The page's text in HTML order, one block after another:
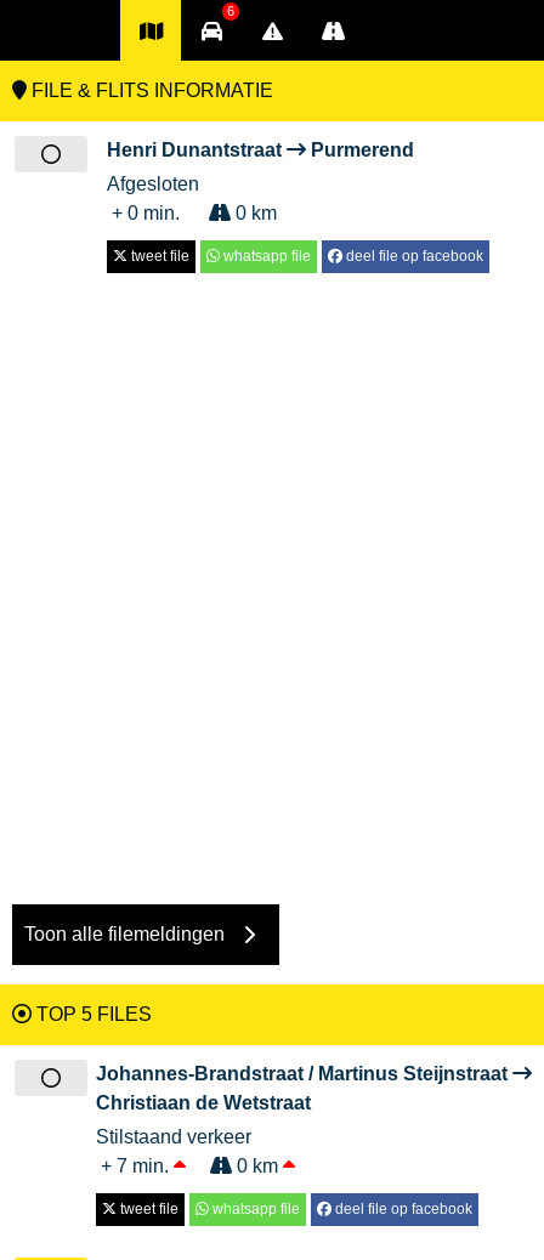
6
FILE & FLITS INFORMATIE
Henri Dunantstraat
Purmerend
Afgesloten
+ 0 min.
0 km
tweet file whatsapp file deel file op facebook
Toon alle filemeldingen
TOP 5 FILES
Johannes-Brandstraat / Martinus Steijnstraat
Christiaan de Wetstraat
Stilstaand verkeer
+ 7 min.
0 km
tweet file whatsapp file deel file op facebook